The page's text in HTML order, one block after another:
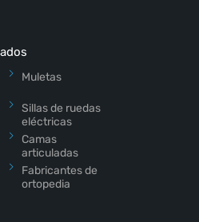
Muletas
Sillas de ruedas
eléctricas
Camas
articuladas
Fabricantes de
ortopedia